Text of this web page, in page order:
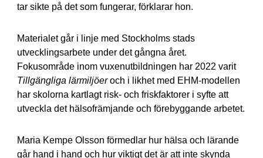
tar sikte på det som fungerar, förklarar hon.
Materialet går i linje med Stockholms stads
utvecklingsarbete under det gångna året.
Fokusområde inom vuxenutbildningen har 2022 varit
Tillgängliga lärmiljöeroch i likhet med EHM-modellen
har skolorna kartlagt risk- och friskfaktorer i syfte att
utveckla det hälsofrämjande och förebyggande arbetet.
Maria Kempe Olsson förmedlar hur hälsa och lärande
går hand i hand och hur viktigt det är att inte skynda